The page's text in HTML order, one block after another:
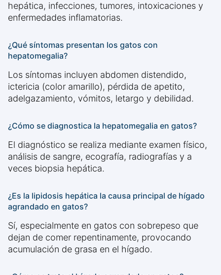
hepática, infecciones, tumores, intoxicaciones y
enfermedades inflamatorias.
¿Qué síntomas presentan los gatos con
hepatomegalia?
Los síntomas incluyen abdomen distendido,
ictericia (color amarillo), pérdida de apetito,
adelgazamiento, vómitos, letargo y debilidad.
¿Cómo se diagnostica la hepatomegalia en gatos?
El diagnóstico se realiza mediante examen físico,
análisis de sangre, ecografía, radiografías y a
veces biopsia hepática.
¿Es la lipidosis hepática la causa principal de hígado
agrandado en gatos?
Sí, especialmente en gatos con sobrepeso que
dejan de comer repentinamente, provocando
acumulación de grasa en el hígado.